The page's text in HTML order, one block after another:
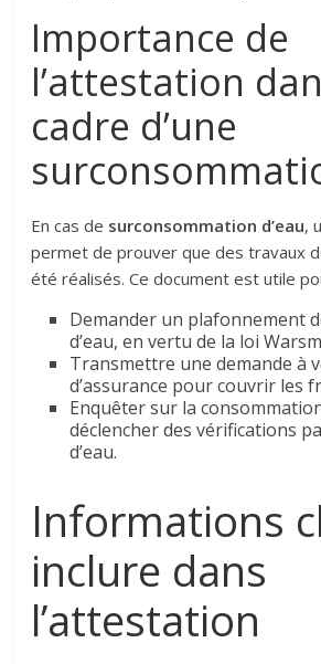
Importance de
l’attestation
cadre d’une
En cas de surconsommation d’eau,
permet de prouver que des travaux
été réalisés. Ce document est utile
Demander un plafonnement
d’eau, en vertu de la loi
Transmettre une demande à
d’assurance pour couvrir les
Enquêter sur la
déclencher des vérifications
d’eau.
Informations
inclure dans
l’attestation